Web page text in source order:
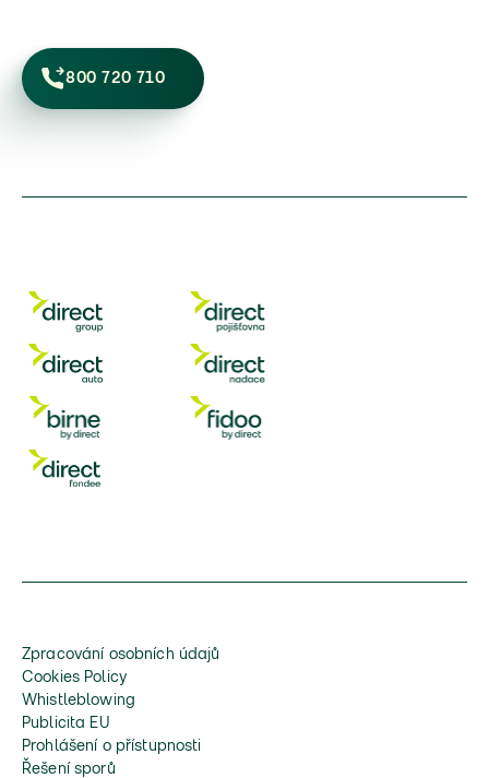
800 720 710
Zpracování osobních údajů
Cookies Policy
Whistleblowing
Publicita EU
Prohlášení o přístupnosti
Řešení sporů